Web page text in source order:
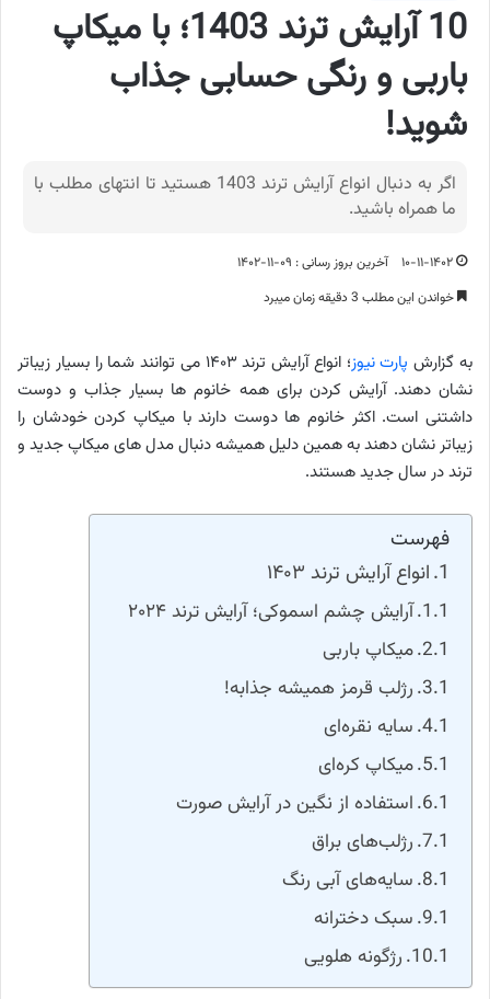
10 آرایش ترند 1403؛ با میکاپ
باربی و رنگی حسابی جذاب
شوید!
اگر به دنبال انواع آرایش ترند 1403 هستید تا انتهای مطلب با
ما همراه باشید.
۱۰-۱۱-۱۴۰۲
آخرین بروز رسانی : ۰۹-۱۱-۱۴۰۲
خواندن این مطلب 3 دقیقه زمان میبرد
به گزارش پارت نیوز
؛ انواع آرایش ترند ۱۴۰۳ می توانند شما را بسیار زیباتر
نشان دهند. آرایش کردن برای همه خانوم ها بسیار جذاب و دوست
داشتنی است. اکثر خانوم ها دوست دارند با میکاپ کردن خودشان را
زیباتر نشان دهند به همین دلیل همیشه دنبال مدل های میکاپ جدید و
ترند در سال جدید هستند.
فهرست
انواع آرایش ترند ۱۴۰۳
آرایش چشم اسموکی؛ آرایش ترند ۲۰۲۴
میکاپ باربی
رژلب قرمز همیشه جذابه!
سایه نقره‌ای
میکاپ کره‌ای
استفاده از نگین در آرایش صورت
رژلب‌های براق
سایه‌های آبی رنگ
سبک دخترانه
رژگونه هلویی